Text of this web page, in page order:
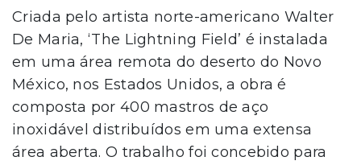
Criada pelo artista norte-americano Walter
De Maria, ‘The Lightning Field’ é instalada
em uma área remota do deserto do Novo
México, nos Estados Unidos, a obra é
composta por 400 mastros de aço
inoxidável distribuídos em uma extensa
área aberta. O trabalho foi concebido para